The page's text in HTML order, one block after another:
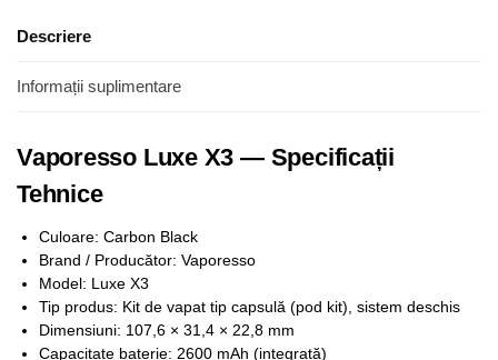
Descriere
Informații suplimentare
Vaporesso Luxe X3 — Specificații
Tehnice
Culoare: Carbon Black
Brand / Producător: Vaporesso
Model: Luxe X3
Tip produs: Kit de vapat tip capsulă (pod kit), sistem deschis
Dimensiuni: 107,6 × 31,4 × 22,8 mm
Capacitate baterie: 2600 mAh (integrată)